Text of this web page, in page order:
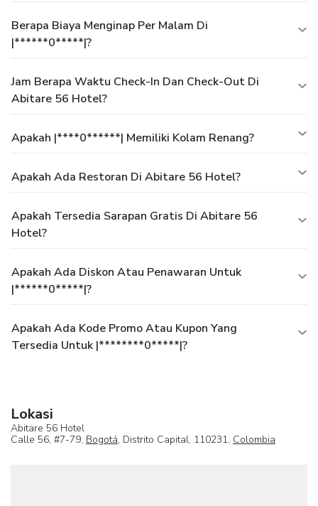
Berapa Biaya Menginap Per Malam Di
|******0*****|?
Jam Berapa Waktu Check-In Dan Check-Out Di
Abitare 56 Hotel?
Apakah |****0******| Memiliki Kolam Renang?
Apakah Ada Restoran Di Abitare 56 Hotel?
Apakah Tersedia Sarapan Gratis Di Abitare 56
Hotel?
Apakah Ada Diskon Atau Penawaran Untuk
|******0*****|?
Apakah Ada Kode Promo Atau Kupon Yang
Tersedia Untuk |********0*****|?
Lokasi
Abitare 56 Hotel
Calle 56, #7-79, Bogotá, Distrito Capital, 110231, Colombia